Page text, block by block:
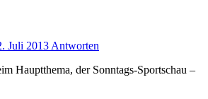
Juli 2013 Antworten
Hauptthema, der Sonntags-Sportschau –